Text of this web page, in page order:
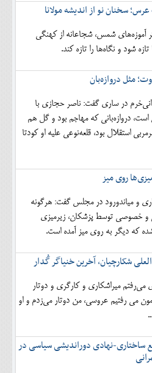
سخنان نو از اندیشه مولانا
اثر آموزه‌های شمس، شجاعانه از کهنگی
شود و نگاه‌ها را تازه کند.
مثل دروازه‌بان
در ساری گفت: ناصر حجازی با
است، دروازه‌بانی که مهاجم بود و گل هم
استقلال بود، قلعه‌نوعی علیه او کودتا
روی میز
و میاندورود در مجلس گفت: هرگونه
و خصوصی توسط پزشکان، زیرمیزی
که دیگر به روی میز آمده است.
شکارچیان، آخرین خنیاگر گُدار
می‌رفتم میراشکاری و کارگری و دوتار
می رفتیم عروسی، من دوتار می‌زدم و او
ساختاری-نهادی دوراندیشی سیاسی در